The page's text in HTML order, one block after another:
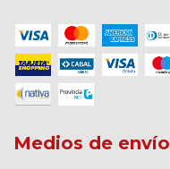
Medios de envío